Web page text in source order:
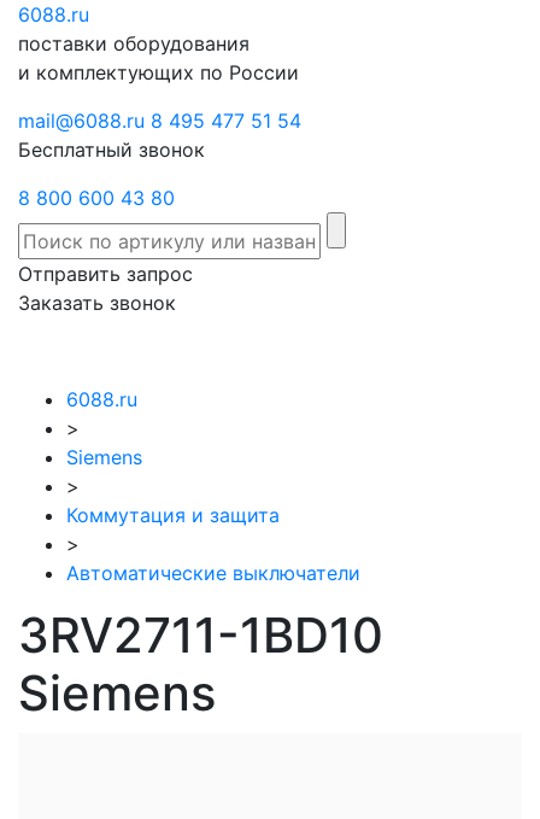
6088.ru
поставки оборудования
и комплектующих по России
mail@6088.ru 8 495 477 51 54
Бесплатный звонок
8 800 600 43 80
Отправить запрос
Заказать звонок
6088.ru
>
Siemens
>
Коммутация и защита
>
Автоматические выключатели
3RV2711-1BD10
Siemens
Отправить
запрос
звонок